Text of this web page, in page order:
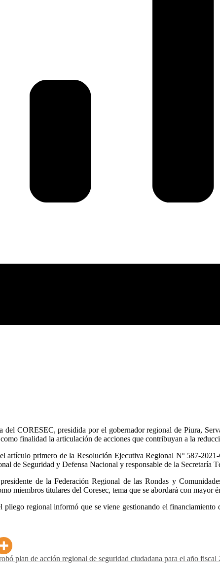
del CORESEC, presidida por el gobernador regional de Piura,
finalidad la articulación de acciones que contribuyan a la
artículo primero de la Resolución Ejecutiva Regional Nº 587-
de Seguridad y Defensa Nacional y responsable de la Secretaría
de la Federación Regional de las Rondas y
miembros titulares del Coresec, tema que se abordará con
regional informó que se viene gestionando el
plan de acción regional de seguridad ciudadana para el año fiscal